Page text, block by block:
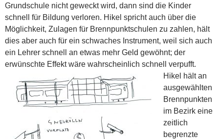
Grundschule nicht geweckt wird, dann sind die Kinder
schnell für Bildung verloren. Hikel spricht auch über die
Möglichkeit, Zulagen für Brennpunktschulen zu zahlen, hält
dies aber auch für ein schwaches Instrument, weil sich auch
ein Lehrer schnell an etwas mehr Geld gewöhnt; der
erwünschte Effekt wäre wahrscheinlich schnell verpufft.
Hikel hält an
ausgewählten
Brennpunkten
im Bezirk eine
zeitlich
begrenzte